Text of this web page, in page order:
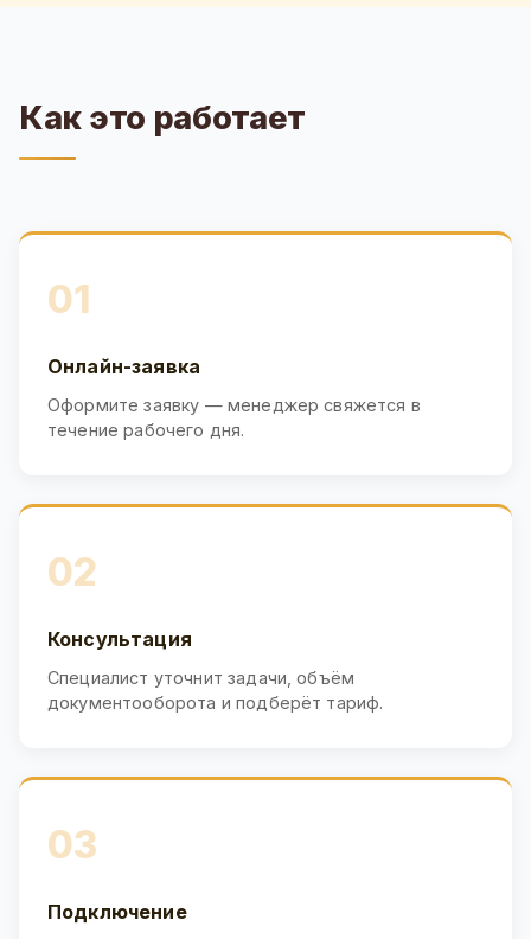
Как это работает
01
Онлайн-заявка
Оформите заявку — менеджер свяжется в
течение рабочего дня.
02
Консультация
Специалист уточнит задачи, объём
документооборота и подберёт тариф.
03
Подключение